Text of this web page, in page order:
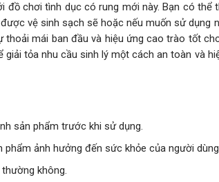
đồ chơi tình dục có rung mới này. Bạn có
vệ sinh sạch sẽ hoặc nếu muốn sử
mái ban đầu và hiệu ứng cao trào tốt
giải tỏa nhu cầu sinh lý một cách an toàn và
sản phẩm trước khi sử dụng.
ảnh hưởng đến sức khỏe của người
không.